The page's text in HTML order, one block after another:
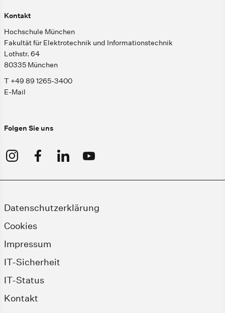
Kontakt
Hochschule München
Fakultät für Elektrotechnik und Informationstechnik
Lothstr. 64
80335 München
T +49 89 1265-3400
E-Mail
Folgen Sie uns
Datenschutzerklärung
Cookies
Impressum
IT-Sicherheit
IT-Status
Kontakt